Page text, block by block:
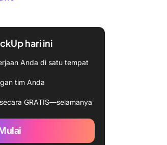
hari ini
Anda di satu tempat
tim Anda
GRATIS—selamanya